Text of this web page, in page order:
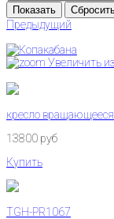
Предыдущий
Увеличить
кресло вращающееся
13800 руб
Купить
TGH-PR1067